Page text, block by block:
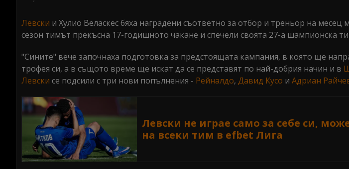
Левски и Хулио Веласкес бяха наградени съответно за отбор и треньор на месец
сезон тимът прекъсна 17-годишното чакане и спечели своята 27-а шампионска
"Сините" вече започнаха подготовка за предстоящата кампания, в която ще
трофея си, а в същото време ще искат да се представят по най-добрия начин и в
Левски се подсили с три нови попълнения - Рейналдо, Давид Кусо и Адриан
Левски не играе само за себе си,
на всеки тим в efbet Лига